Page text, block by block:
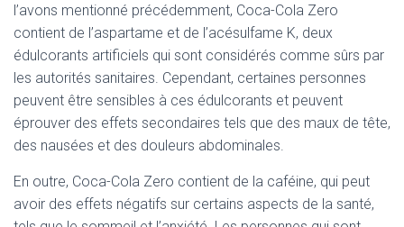
l’avons mentionné précédemment, Coca-Cola Zero
contient de l’aspartame et de l’acésulfame K, deux
édulcorants artificiels qui sont considérés comme sûrs par
les autorités sanitaires. Cependant, certaines personnes
peuvent être sensibles à ces édulcorants et peuvent
éprouver des effets secondaires tels que des maux de tête,
des nausées et des douleurs abdominales.
En outre, Coca-Cola Zero contient de la caféine, qui peut
avoir des effets négatifs sur certains aspects de la santé,